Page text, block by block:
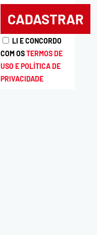
LI E CONCORDO
COM OSTERMOS DE
USO E POLÍTICA DE
PRIVACIDADE